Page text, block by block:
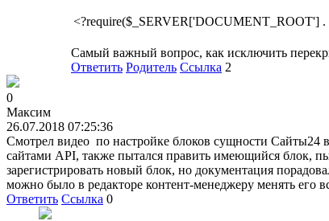
<?require($_SERVER['DOCUMENT_ROOT'] .
Самый важный вопрос, как исключить
Ответить Родитель Ссылка 2
0
Максим
26.07.2018 07:25:36
Смотрел видео по настройке блоков сущности Сайты24
сайтами API, также пытался править имеющийся блок,
зарегистрировать новый блок, но документация
можно было в редакторе контент-менеджеру менять его
Ответить Ссылка 0